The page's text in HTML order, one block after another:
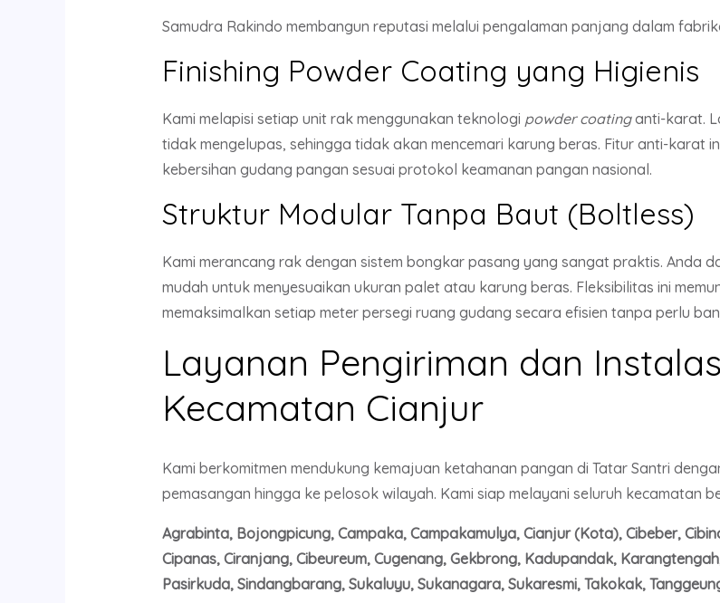
Samudra Rakindo membangun reputasi melalui pengalaman panjang dalam
Finishing Powder Coating yang Higienis
Kami melapisi setiap unit rak menggunakan teknologi powder coatinganti-karat.
tidak mengelupas, sehingga tidak akan mencemari karung beras. Fitur anti-karat
kebersihan gudang pangan sesuai protokol keamanan pangan nasional.
Struktur Modular Tanpa Baut (Boltless)
Kami merancang rak dengan sistem bongkar pasang yang sangat praktis. Anda
mudah untuk menyesuaikan ukuran palet atau karung beras. Fleksibilitas ini
memaksimalkan setiap meter persegi ruang gudang secara efisien tanpa perlu
Layanan Pengiriman dan
Kecamatan Cianjur
Kami berkomitmen mendukung kemajuan ketahanan pangan di Tatar Santri
pemasangan hingga ke pelosok wilayah. Kami siap melayani seluruh kecamatan
Agrabinta, Bojongpicung, Campaka, Campakamulya, Cianjur (Kota), Cibeber,
Cipanas, Ciranjang, Cibeureum, Cugenang, Gekbrong, Kadupandak,
Pasirkuda, Sindangbarang, Sukaluyu, Sukanagara, Sukaresmi, Takokak,